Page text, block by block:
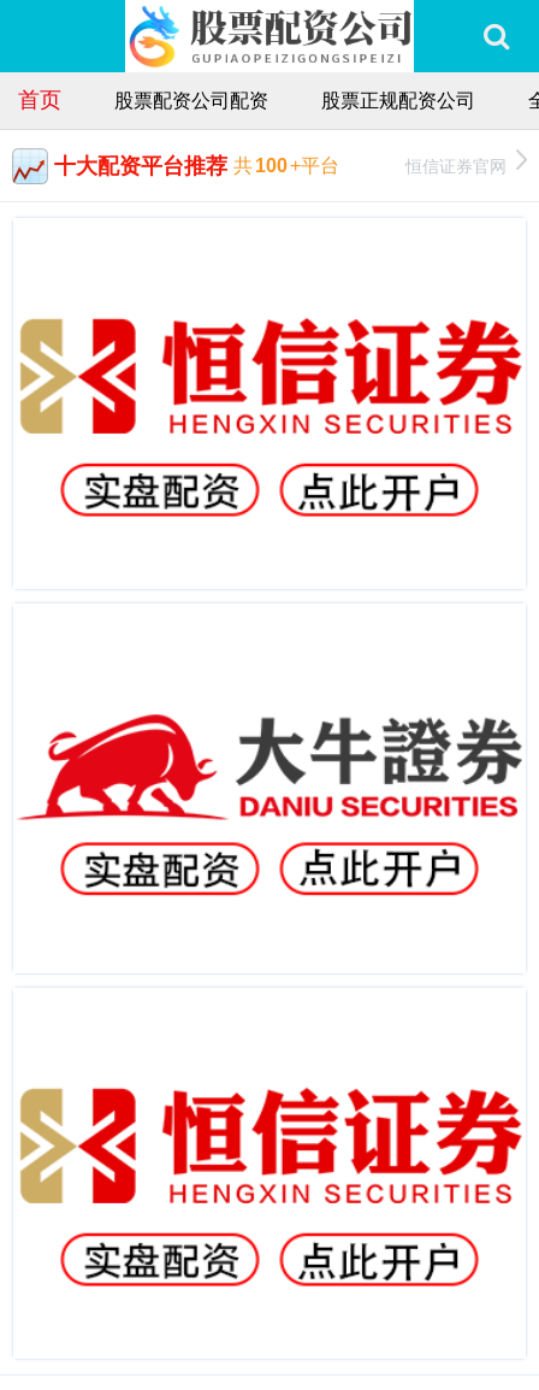
首页 股票配资公司配资 股票正规配资公司
十大配资平台推荐 共100+平台 恒信证券官网